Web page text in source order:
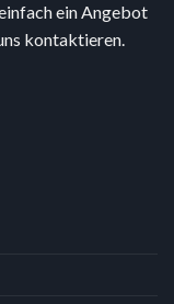
ein Angebot
kontaktieren.